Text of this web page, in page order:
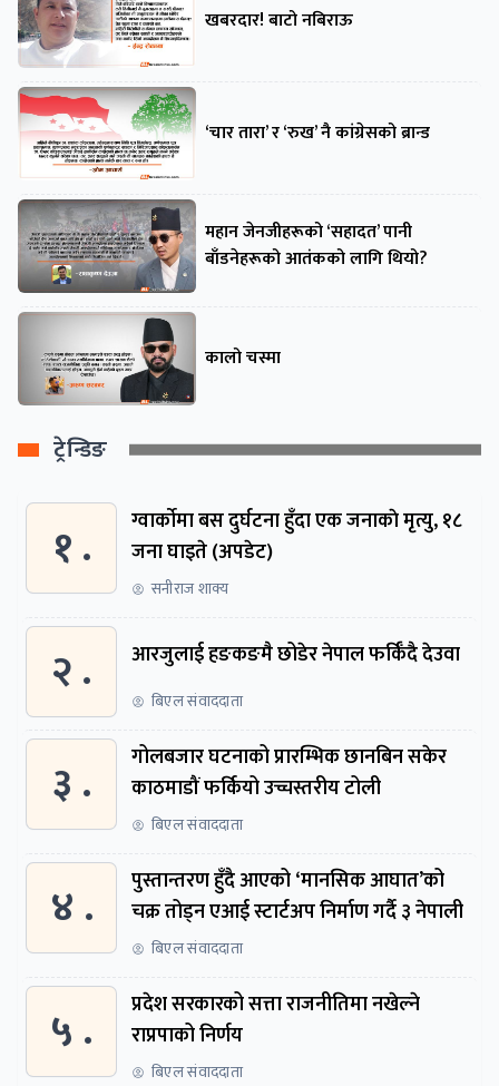
खबरदार! बाटो नबिराऊ
‘चार तारा’ र ‘रुख’ नै कांग्रेसको ब्रान्ड
महान जेनजीहरूको ‘सहादत’ पानी
बाँडनेहरूको आतंकको लागि थियो?
कालो चस्मा
ट्रेन्डिङ
१ .
ग्वार्काेमा बस दुर्घटना हुँदा एक जनाकाे मृत्यु, १८
जना घाइते (अपडेट)
सनीराज शाक्य
२ . आरजुलाई हङकङमै छोडेर नेपाल फर्किँदै देउवा
बिएल संवाददाता
३ .
गोलबजार घटनाको प्रारम्भिक छानबिन सकेर
काठमाडौं फर्कियो उच्चस्तरीय टोली
बिएल संवाददाता
४ .
पुस्तान्तरण हुँदै आएको ‘मानसिक आघात’को
चक्र तोड्न एआई स्टार्टअप निर्माण गर्दै ३ नेपाली
बिएल संवाददाता
५ .
प्रदेश सरकारको सत्ता राजनीतिमा नखेल्ने
राप्रपाको निर्णय
बिएल संवाददाता